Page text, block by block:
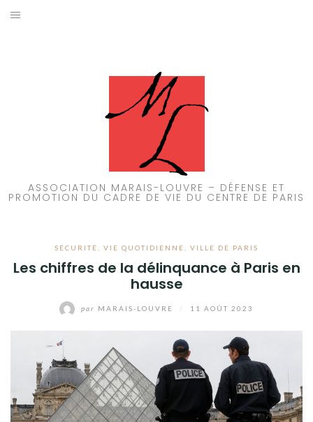
Aller
ASSOCIATION MARAIS-LOUVRE – DÉFENSE ET
PROMOTION DU CADRE DE VIE DU CENTRE DE PARIS
SÉCURITÉ VIE QUOTIDIENNE VILLE DE PARIS
Les chiffres de la délinquance à Paris en
hausse
par MARAIS-LOUVRE 11 AOÛT 2023